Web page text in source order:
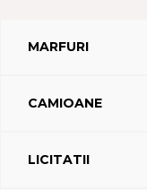
MARFURI
CAMIOANE
LICITATII